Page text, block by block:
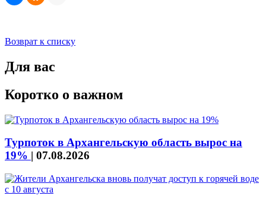
Возврат к списку
Для вас
Коротко о важном
Турпоток в Архангельскую область вырос на
19% | 07.08.2026